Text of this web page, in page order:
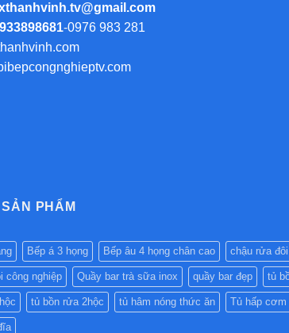
-0976 983 281
PHẨM
Bếp á 3 họng Bếp âu 4 họng chân cao chậu rửa đôi
công nghiệp Quầy bar trà sữa inox quầy bar đẹp tủ
tủ bồn rửa 2hộc tủ hâm nóng thức ăn Tủ hấp cơm